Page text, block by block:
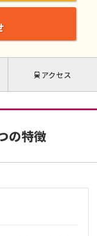
アクセス
の特徴